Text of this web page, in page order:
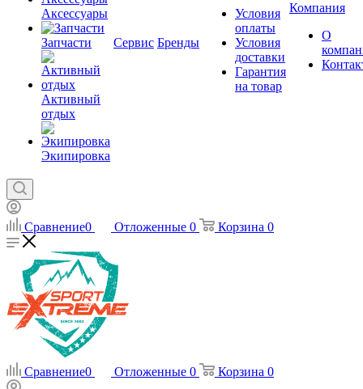
Аксессуары
Запчасти
Активный
отдых
Экипировка
Сервис Бренды
Условия
оплаты
Условия
доставки
Гарантия
на товар
Компания
О
Сравнение0 Отложенные 0 Корзина 0
Сравнение0 Отложенные 0 Корзина 0